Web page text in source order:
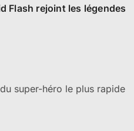
Flash rejoint les légendes
super-héro le plus rapide